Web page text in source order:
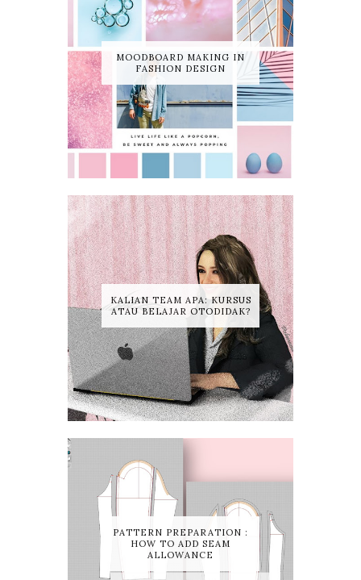
MOODBOARD MAKING IN
FASHION DESIGN
KALIAN TEAM APA: KURSUS
ATAU BELAJAR OTODIDAK?
PATTERN PREPARATION :
HOW TO ADD SEAM
ALLOWANCE